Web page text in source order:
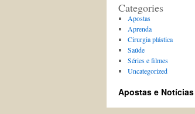
Categories
Apostas
Aprenda
Cirurgia plástica
Saúde
Séries e filmes
Uncategorized
Apostas e Notícias